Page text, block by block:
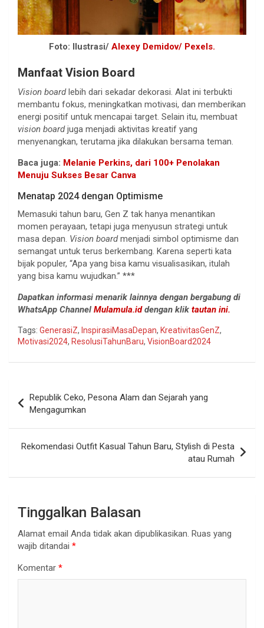
Foto: Ilustrasi/ Alexey Demidov/ Pexels.
Manfaat Vision Board
Vision board lebih dari sekadar dekorasi. Alat ini terbukti
membantu fokus, meningkatkan motivasi, dan memberikan
energi positif untuk mencapai target. Selain itu, membuat
vision boardjuga menjadi aktivitas kreatif yang
menyenangkan, terutama jika dilakukan bersama teman.
Baca juga: Melanie Perkins, dari 100+ Penolakan
Menuju Sukses Besar Canva
Menatap 2024 dengan Optimisme
Memasuki tahun baru, Gen Z tak hanya menantikan
momen perayaan, tetapi juga menyusun strategi untuk
masa depan. Vision boardmenjadi simbol optimisme dan
semangat untuk terus berkembang. Karena seperti kata
bijak populer, “Apa yang bisa kamu visualisasikan, itulah
yang bisa kamu wujudkan.” ***
Dapatkan informasi menarik lainnya dengan bergabung di
WhatsApp Channel Mulamula.iddengan klik tautan ini.
Tags: GenerasiZ, InspirasiMasaDepan, KreativitasGenZ,
Motivasi2024, ResolusiTahunBaru, VisionBoard2024
pos
Republik Ceko, Pesona Alam dan Sejarah yang
Mengagumkan
Rekomendasi Outfit Kasual Tahun Baru, Stylish di Pesta
atau Rumah
Tinggalkan Balasan
Alamat email Anda tidak akan dipublikasikan. Ruas yang
wajib ditandai *
Komentar *